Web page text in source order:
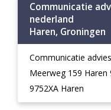
Communicatie
nederland
Haren, Groningen
Communicatie
Meerweg 159 Haren
9752XA Haren